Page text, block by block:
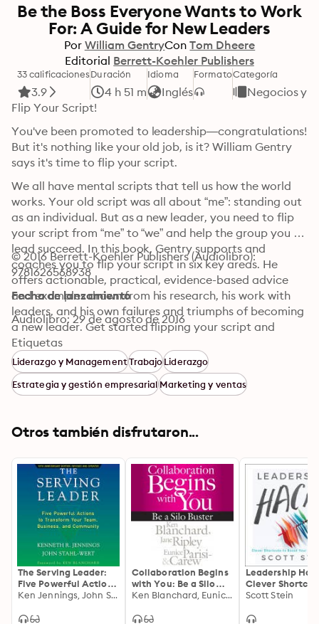
Be the Boss Everyone Wants to Work
For: A Guide for New Leaders
Por William GentryCon Tom Dheere
Editorial Berrett-Koehler Publishers
33 calificaciones
3.9
Duración
4 h 51 m
Idioma
Inglés
FormatoCategoría
Negocios y
Flip Your Script!
You've been promoted to leadership—congratulations!
But it's nothing like your old job, is it? William Gentry
We all have mental scripts that tell us how the world
works. Your old script was all about “me”: standing out
as an individual. But as a new leader, you need to flip
your script from “me” to “we” and help the group you
lead succeed. In this book, Gentry supports and
coaches you to flip your script in six key areas. He
offers actionable, practical, evidence-based advice
and examples drawn from his research, his work with
leaders, and his own failures and triumphs of becoming
a new leader. Get started flipping your script and
become the kind of boss everyone wants to work for.
© 2016 Berrett-Koehler Publishers (Audiolibro):
9781626568938
Fecha de lanzamiento
Audiolibro: 29 de agosto de 2016
Etiquetas
Liderazgo y ManagementTrabajoLiderazgo
Estrategia y gestión empresarialMarketing y ventas
Otros también disfrutaron...
The Serving Leader:
Five Powerful Actions
to Transform Your
Community
Ken Jennings, John Stahl-Wert
Collaboration Begins
with You: Be a Silo
Buster
Ken Blanchard, Eunice Parisi-Carew, Jane Ripley
Leadership
Clever
Boost Your
Scott Stein